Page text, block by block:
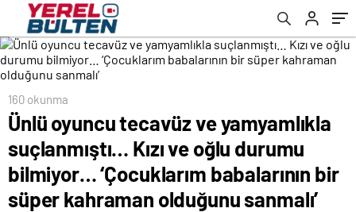
‘Çocuklarım babalarının bir süper kahraman
olduğunu sanmalı’
160 okunma
Ünlü oyuncu tecavüz ve yamyamlıkla
suçlanmıştı… Kızı ve oğlu durumu
bilmiyor… ‘Çocuklarım babalarının bir
süper kahraman olduğunu sanmalı’